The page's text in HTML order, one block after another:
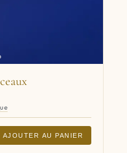
AJOUTER AU PANIER